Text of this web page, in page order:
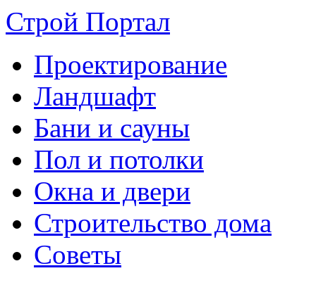
Строй Портал
Проектирование
Ландшафт
Бани и сауны
Пол и потолки
Окна и двери
Строительство дома
Советы